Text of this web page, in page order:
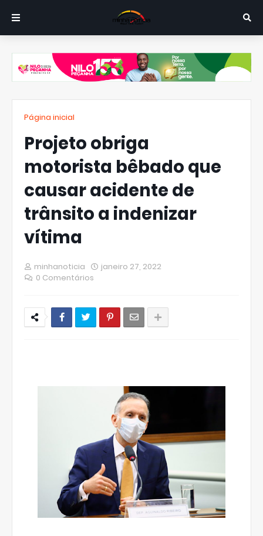
Página inicial
Projeto obriga
motorista bêbado que
causar acidente de
trânsito a indenizar
vítima
minhanoticia
janeiro 27, 2022
0 Comentários